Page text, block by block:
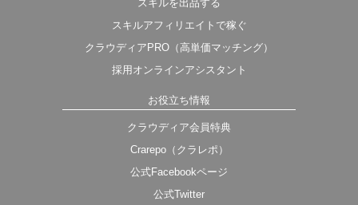
スキルを出品する
スキルアフィリエイトで稼ぐ
クラウディアPRO（高単価マッチング）
採用オンラインアシスタント
お役立ち情報
クラウディア会員特典
Crarepo（クラレポ）
公式Facebookページ
公式Twitter